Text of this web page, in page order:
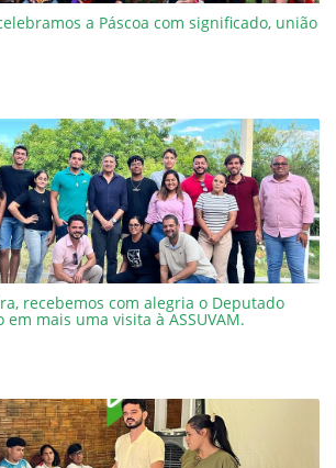
a Páscoa com significado, união
recebemos com alegria o Deputado
em mais uma visita à ASSUVAM.